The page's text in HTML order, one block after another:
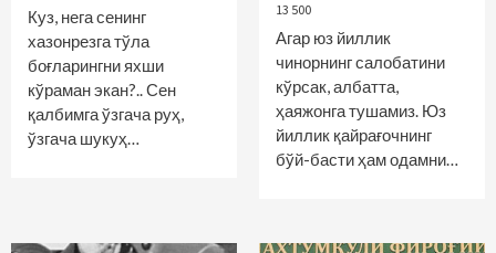
Куз, нега сенинг
хазонрезга тўла
боғларингни яхши
кўраман экан?.. Сен
қалбимга ўзгача руҳ,
ўзгача шукуҳ…
13 500
Агар юз йиллик
чинорнинг салобатини
кўрсак, албатта,
ҳаяжонга тушамиз. Юз
йиллик қайрағочнинг
бўй-басти ҳам одамни…